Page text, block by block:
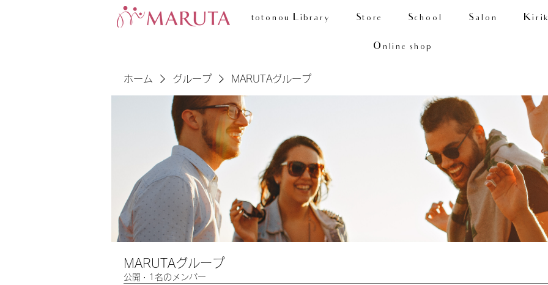
totonou Library Store School Salon
Online shop
ホーム グループ MARUTAグループ
MARUTAグループ
公開 · 1名のメンバー